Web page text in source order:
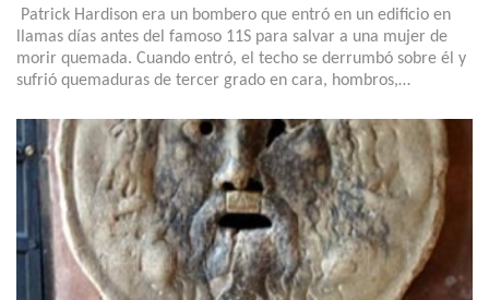
Patrick Hardison era un bombero que entró en un edificio en
llamas días antes del famoso 11S para salvar a una mujer de
morir quemada. Cuando entró, el techo se derrumbó sobre él y
sufrió quemaduras de tercer grado en cara, hombros,…